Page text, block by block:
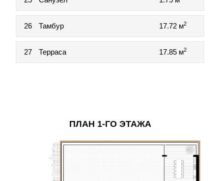
26 Тамбур 17.72 м2
27 Терраса 17.85 м2
ПЛАН 1-ГО ЭТАЖА